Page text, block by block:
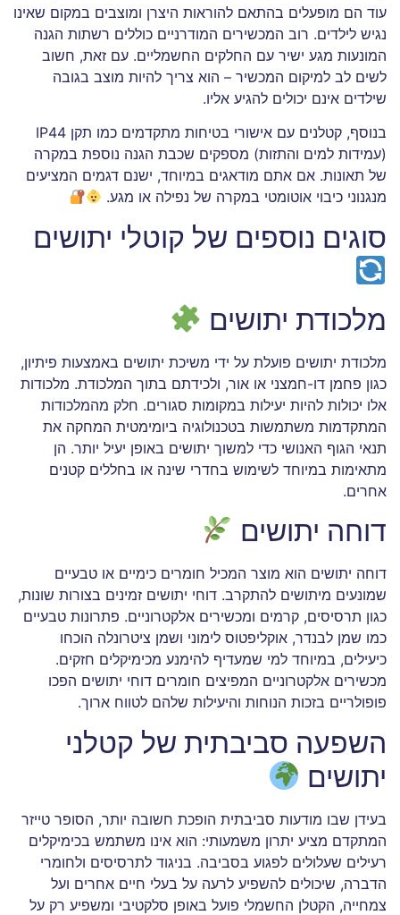
עוד הם מופעלים בהתאם להוראות היצרן ומוצבים במקום שאינו
נגיש לילדים. רוב המכשירים המודרניים כוללים רשתות הגנה
המונעות מגע ישיר עם החלקים החשמליים. עם זאת, חשוב
לשים לב למיקום המכשיר – הוא צריך להיות מוצב בגובה
שילדים אינם יכולים להגיע אליו.
בנוסף, קטלנים עם אישורי בטיחות מתקדמים כמו תקן IP44
(עמידות למים והתזות) מספקים שכבת הגנה נוספת במקרה
של תאונות. אם אתם מודאגים במיוחד, ישנם דגמים המציעים
מנגנוני כיבוי אוטומטי במקרה של נפילה או מגע.
סוגים נוספים של קוטלי יתושים
מלכודת יתושים
מלכודת יתושים פועלת על ידי משיכת יתושים באמצעות פיתיון,
כגון פחמן דו-חמצני או אור, ולכידתם בתוך המלכודת. מלכודות
אלו יכולות להיות יעילות במקומות סגורים. חלק מהמלכודות
המתקדמות משתמשות בטכנולוגיה ביומימטית המחקה את
תנאי הגוף האנושי כדי למשוך יתושים באופן יעיל יותר. הן
מתאימות במיוחד לשימוש בחדרי שינה או בחללים קטנים
אחרים.
דוחה יתושים
דוחה יתושים הוא מוצר המכיל חומרים כימיים או טבעיים
שמונעים מיתושים להתקרב. דוחי יתושים זמינים בצורות שונות,
כגון תרסיסים, קרמים ומכשירים אלקטרוניים. פתרונות טבעיים
כמו שמן לבנדר, אוקליפטוס לימוני ושמן ציטרונלה הוכחו
כיעילים, במיוחד למי שמעדיף להימנע מכימיקלים חזקים.
מכשירים אלקטרוניים המפיצים חומרים דוחי יתושים הפכו
פופולריים בזכות הנוחות והיעילות שלהם לטווח ארוך.
השפעה סביבתית של קטלני
יתושים
בעידן שבו מודעות סביבתית הופכת חשובה יותר, הסופר טייזר
המתקדם מציע יתרון משמעותי: הוא אינו משתמש בכימיקלים
רעילים שעלולים לפגוע בסביבה. בניגוד לתרסיסים ולחומרי
הדברה, שיכולים להשפיע לרעה על בעלי חיים אחרים ועל
צמחייה, הקטלן החשמלי פועל באופן סלקטיבי ומשפיע רק על